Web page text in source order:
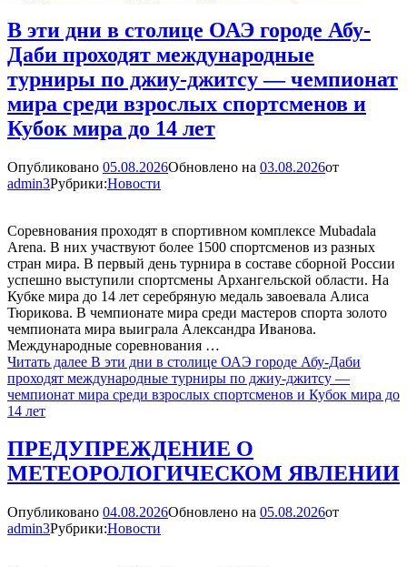
В эти дни в столице ОАЭ городе Абу-
Даби проходят международные
турниры по джиу-джитсу — чемпионат
мира среди взрослых спортсменов и
Кубок мира до 14 лет
Опубликовано 05.08.2026Обновлено на 03.08.2026от
admin3Рубрики:Новости
Соревнования проходят в спортивном комплексе Mubadala
Arena. В них участвуют более 1500 спортсменов из разных
стран мира. В первый день турнира в составе сборной России
успешно выступили спортсмены Архангельской области. На
Кубке мира до 14 лет серебряную медаль завоевала Алиса
Тюрикова. В чемпионате мира среди мaстеров спорта золото
чемпионата мира выиграла Александра Иванова.
Международные соревнования …
Читать далее В эти дни в столице ОАЭ городе Абу-Даби
проходят международные турниры по джиу-джитсу —
чемпионат мира среди взрослых спортсменов и Кубок мира до
14 лет
ПРЕДУПРЕЖДЕНИЕ О
МЕТЕОРОЛОГИЧЕСКОМ ЯВЛЕНИИ
Опубликовано 04.08.2026Обновлено на 05.08.2026от
admin3Рубрики:Новости